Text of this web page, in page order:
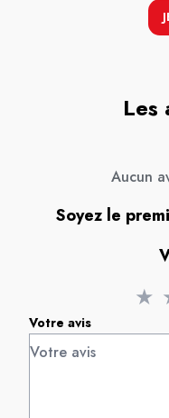
Les
Aucun
Soyez le
★
Votre avis